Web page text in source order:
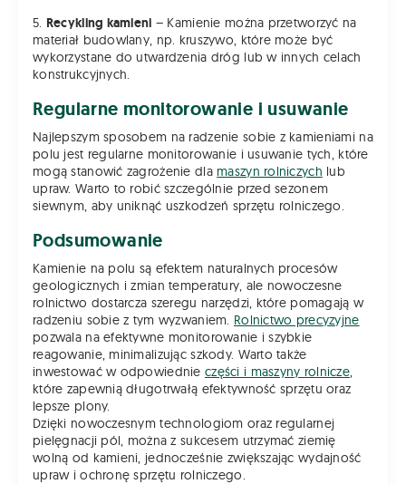
5. Recykling kamieni – Kamienie można przetworzyć na
materiał budowlany, np. kruszywo, które może być
wykorzystane do utwardzenia dróg lub w innych celach
konstrukcyjnych.
Regularne monitorowanie i usuwanie
Najlepszym sposobem na radzenie sobie z kamieniami na
polu jest regularne monitorowanie i usuwanie tych, które
mogą stanowić zagrożenie dla maszyn rolniczych lub
upraw. Warto to robić szczególnie przed sezonem
siewnym, aby uniknąć uszkodzeń sprzętu rolniczego.
Podsumowanie
Kamienie na polu są efektem naturalnych procesów
geologicznych i zmian temperatury, ale nowoczesne
rolnictwo dostarcza szeregu narzędzi, które pomagają w
radzeniu sobie z tym wyzwaniem. Rolnictwo precyzyjne
pozwala na efektywne monitorowanie i szybkie
reagowanie, minimalizując szkody. Warto także
inwestować w odpowiednie części i maszyny rolnicze,
które zapewnią długotrwałą efektywność sprzętu oraz
lepsze plony.
Dzięki nowoczesnym technologiom oraz regularnej
pielęgnacji pól, można z sukcesem utrzymać ziemię
wolną od kamieni, jednocześnie zwiększając wydajność
upraw i ochronę sprzętu rolniczego.